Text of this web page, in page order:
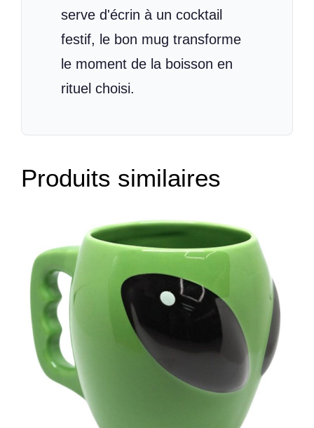
serve d'écrin à un cocktail
festif, le bon mug transforme
le moment de la boisson en
rituel choisi.
Produits similaires